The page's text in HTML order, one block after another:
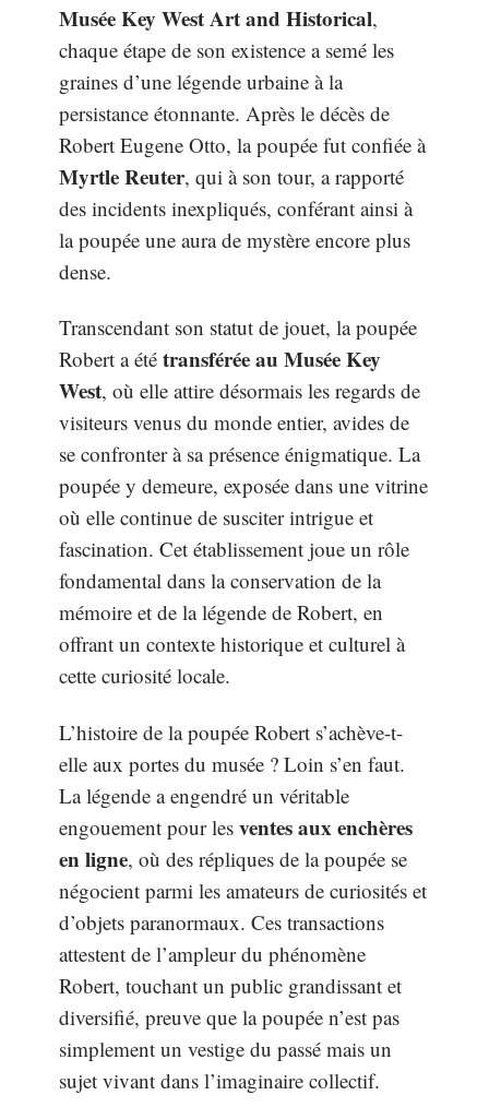
Musée Key West Art and Historical,
chaque étape de son existence a semé les
graines d’une légende urbaine à la
persistance étonnante. Après le décès de
Robert Eugene Otto, la poupée fut confiée à
Myrtle Reuter, qui à son tour, a rapporté
des incidents inexpliqués, conférant ainsi à
la poupée une aura de mystère encore plus
dense.
Transcendant son statut de jouet, la poupée
Robert a été transférée au Musée Key
West, où elle attire désormais les regards de
visiteurs venus du monde entier, avides de
se confronter à sa présence énigmatique. La
poupée y demeure, exposée dans une vitrine
où elle continue de susciter intrigue et
fascination. Cet établissement joue un rôle
fondamental dans la conservation de la
mémoire et de la légende de Robert, en
offrant un contexte historique et culturel à
cette curiosité locale.
L’histoire de la poupée Robert s’achève-t-
elle aux portes du musée ? Loin s’en faut.
La légende a engendré un véritable
engouement pour les ventes aux enchères
en ligne, où des répliques de la poupée se
négocient parmi les amateurs de curiosités et
d’objets paranormaux. Ces transactions
attestent de l’ampleur du phénomène
Robert, touchant un public grandissant et
diversifié, preuve que la poupée n’est pas
simplement un vestige du passé mais un
sujet vivant dans l’imaginaire collectif.